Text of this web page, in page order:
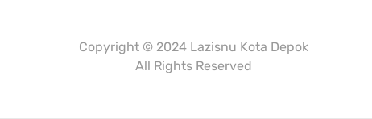
Copyright © 2024 Lazisnu Kota Depok
All Rights Reserved